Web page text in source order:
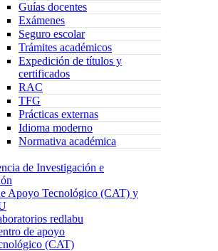
Guías docentes
Exámenes
Seguro escolar
Trámites académicos
Expedición de títulos y
certificados
RAC
TFG
Prácticas externas
Idioma moderno
Normativa académica
de Investigación e
Apoyo Tecnológico (CAT) y
redlabu
de apoyo
(CAT)